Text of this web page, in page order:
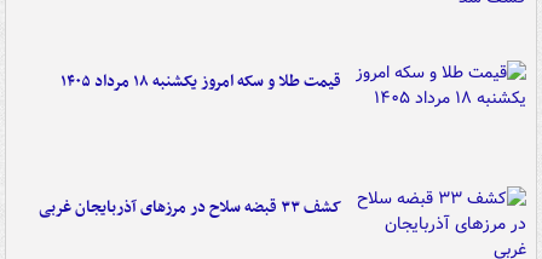
قیمت طلا و سکه امروز یکشنبه ۱۸ مرداد ۱۴۰۵
کشف ۳۳ قبضه سلاح در مرزهای آذربایجان غربی